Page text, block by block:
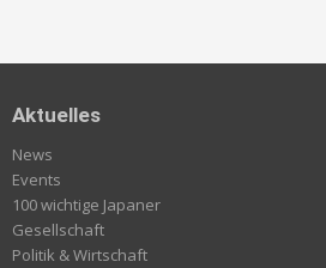
Aktuelles
News
Events
100 wichtige Japaner
Gesellschaft
Politik & Wirtschaft